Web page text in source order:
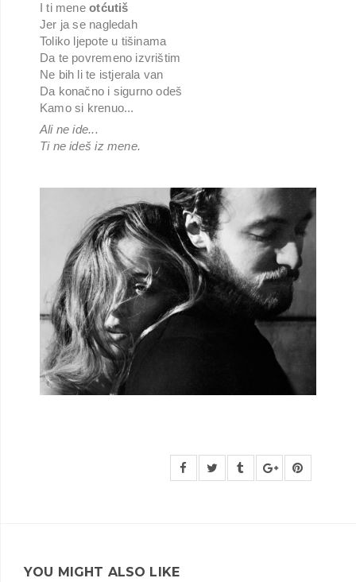
I ti meneotćutiš
Jer ja se nagledah
Toliko ljepote u tišinama
Da te povremeno izvrištim
Ne bih li te istjerala van
Da konačno i sigurno odeš
Kamo si krenuo...
Ali ne ide...
Ti ne ideš iz mene.
YOU MIGHT ALSO LIKE